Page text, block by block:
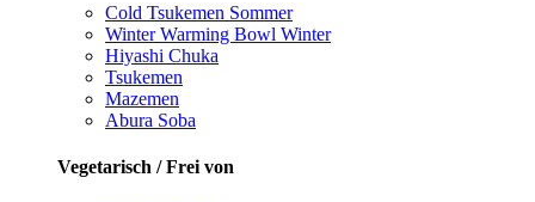
Cold Tsukemen Sommer
Winter Warming Bowl Winter
Hiyashi Chuka
Tsukemen
Mazemen
Abura Soba
Vegetarisch / Frei von